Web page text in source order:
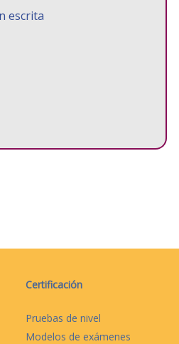
escrita
Certificación
Pruebas de nivel
Modelos de exámenes